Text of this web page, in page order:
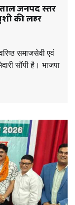
जनपद स्तर
की लहर
समाजसेवी एवं
सौंपी है। भाजपा